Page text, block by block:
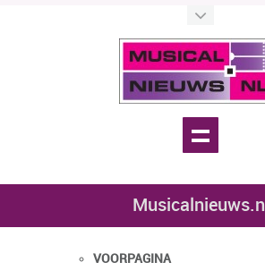
Musicalnieuws.nl
VOORPAGINA